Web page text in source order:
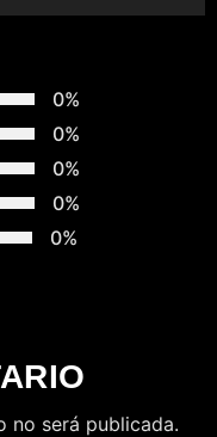
0%
0%
0%
0%
0%
no será publicada.